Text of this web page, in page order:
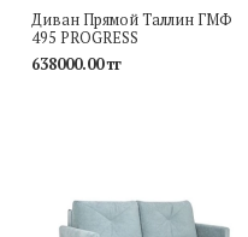
Диван Прямой Таллин ГМФ
495 PROGRESS
638000.00 тг